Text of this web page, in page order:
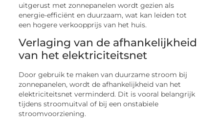
uitgerust met zonnepanelen wordt gezien als
energie-efficiënt en duurzaam, wat kan leiden tot
een hogere verkoopprijs van het huis.
Verlaging van de afhankelijkheid
van het elektriciteitsnet
Door gebruik te maken van duurzame stroom bij
zonnepanelen, wordt de afhankelijkheid van het
elektriciteitsnet verminderd. Dit is vooral belangrijk
tijdens stroomuitval of bij een onstabiele
stroomvoorziening.